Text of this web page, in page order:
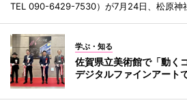
TEL 090-6429-7530）が7月24日、松原神
学ぶ・知る
佐賀県立美術館で「動
デジタルファインアート